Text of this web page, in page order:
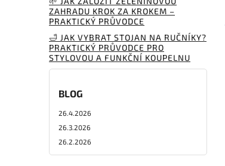
ZAHRADU KROK ZA KROKEM –
PRAKTICKÝ PRŮVODCE
🛁 JAK VYBRAT STOJAN NA RUČNÍKY?
PRAKTICKÝ PRŮVODCE PRO
STYLOVOU A FUNKČNÍ KOUPELNU
BLOG
26.4.2026
26.3.2026
26.2.2026